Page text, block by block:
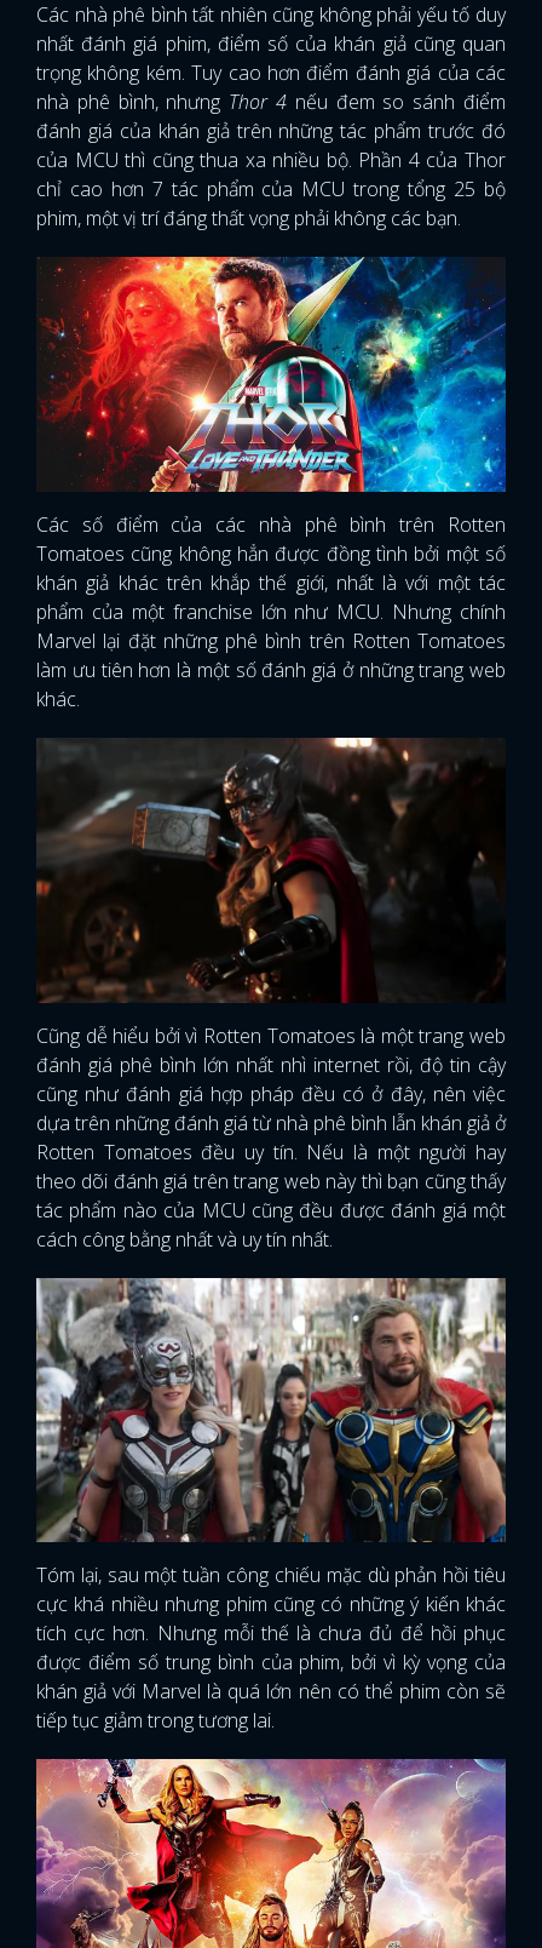
Các nhà phê bình tất nhiên cũng không phải yếu tố duy
nhất đánh giá phim, điểm số của khán giả cũng quan
trọng không kém. Tuy cao hơn điểm đánh giá của các
nhà phê bình, nhưng Thor 4 nếu đem so sánh điểm
đánh giá của khán giả trên những tác phẩm trước đó
của MCU thì cũng thua xa nhiều bộ. Phần 4 của Thor
chỉ cao hơn 7 tác phẩm của MCU trong tổng 25 bộ
phim, một vị trí đáng thất vọng phải không các bạn.
Các số điểm của các nhà phê bình trên Rotten
Tomatoes cũng không hẳn được đồng tình bởi một số
khán giả khác trên khắp thế giới, nhất là với một tác
phẩm của một franchise lớn như MCU. Nhưng chính
Marvel lại đặt những phê bình trên Rotten Tomatoes
làm ưu tiên hơn là một số đánh giá ở những trang web
khác.
Cũng dễ hiểu bởi vì Rotten Tomatoes là một trang web
đánh giá phê bình lớn nhất nhì internet rồi, độ tin cậy
cũng như đánh giá hợp pháp đều có ở đây, nên việc
dựa trên những đánh giá từ nhà phê bình lẫn khán giả ở
Rotten Tomatoes đều uy tín. Nếu là một người hay
theo dõi đánh giá trên trang web này thì bạn cũng thấy
tác phẩm nào của MCU cũng đều được đánh giá một
cách công bằng nhất và uy tín nhất.
Tóm lại, sau một tuần công chiếu mặc dù phản hồi tiêu
cực khá nhiều nhưng phim cũng có những ý kiến khác
tích cực hơn. Nhưng mỗi thế là chưa đủ để hồi phục
được điểm số trung bình của phim, bởi vì kỳ vọng của
khán giả với Marvel là quá lớn nên có thể phim còn sẽ
tiếp tục giảm trong tương lai.